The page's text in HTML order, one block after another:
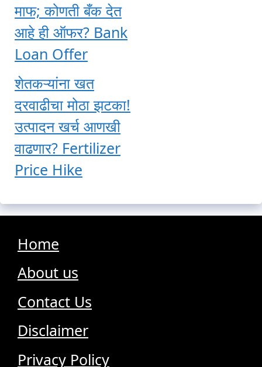
माफ; कोणती बँक देत
आहे ही ऑफर? Bank
Loan Offer
शेतकऱ्यांना खत
दरवाढीचा मोठा झटका!
उत्पादन खर्च आणखी
वाढणार? Fertilizer
Price Hike
Home
About us
Contact Us
Disclaimer
Privacy Policy